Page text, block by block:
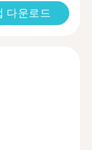
다운로드